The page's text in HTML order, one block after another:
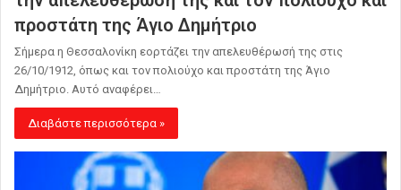
προστάτη της Άγιο Δημήτριο
Σήμερα η Θεσσαλονίκη εορτάζει την απελευθέρωσή της στις
26/10/1912, όπως και τον πολιούχο και προστάτη της Άγιο
Δημήτριο. Αυτό αναφέρει…
Διαβάστε περισσότερα »